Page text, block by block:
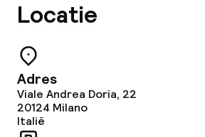
Schoonmaakvoorzieningen
Wasservice
Zakelijke faciliteiten
Locatie
Adres
Viale Andrea Doria, 22
20124 Milano
Italië